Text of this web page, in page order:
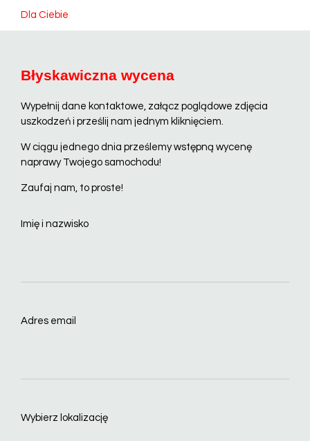
Dla Ciebie
Błyskawiczna wycena
Wypełnij dane kontaktowe, załącz poglądowe zdjęcia
uszkodzeń i prześlij nam jednym kliknięciem.
W ciągu jednego dnia prześlemy wstępną wycenę
naprawy Twojego samochodu!
Zaufaj nam, to proste!
Imię i nazwisko
Adres email
Wybierz lokalizację